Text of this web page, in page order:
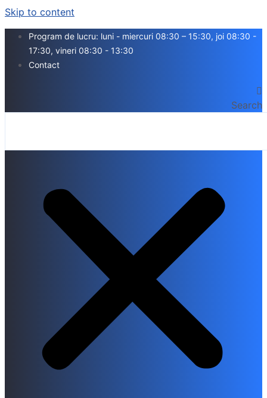
Skip to content
Program de lucru: luni - miercuri 08:30 – 15:30, joi 08:30 -
17:30, vineri 08:30 - 13:30
Contact
Search